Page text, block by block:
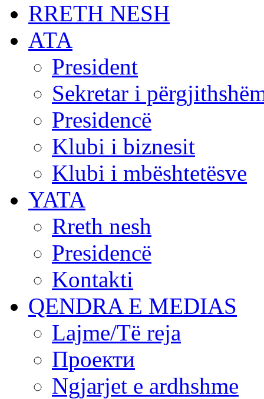
RRETH NESH
АТА
President
Sekretar i
Presidencë
Klubi i biznesit
Klubi i mbështetësve
YATA
Rreth nesh
Presidencë
Kontakti
QENDRA E MEDIAS
Lajme/Të reja
Проекти
Ngjarjet e ardhshme